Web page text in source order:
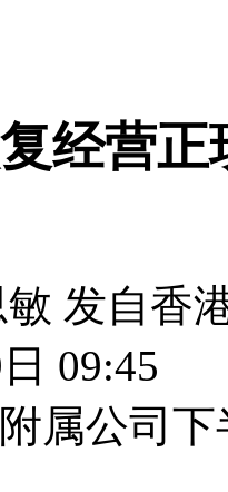
经营
发自香
09:45
属公司